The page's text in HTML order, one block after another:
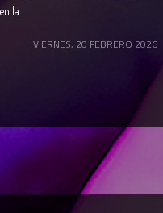
la...
VIERNES, 20 FEBRERO 2026